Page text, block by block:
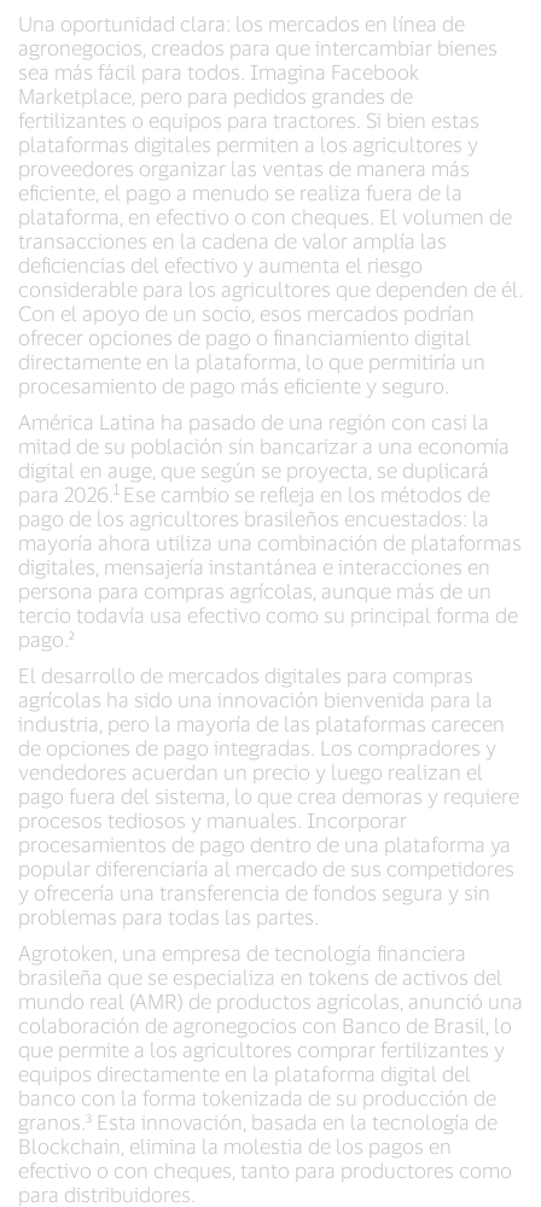
Una oportunidad clara: los mercados en línea de
agronegocios, creados para que intercambiar bienes
sea más fácil para todos. Imagina Facebook
Marketplace, pero para pedidos grandes de
fertilizantes o equipos para tractores. Si bien estas
plataformas digitales permiten a los agricultores y
proveedores organizar las ventas de manera más
eficiente, el pago a menudo se realiza fuera de la
plataforma, en efectivo o con cheques. El volumen de
transacciones en la cadena de valor amplía las
deficiencias del efectivo y aumenta el riesgo
considerable para los agricultores que dependen de él.
Con el apoyo de un socio, esos mercados podrían
ofrecer opciones de pago o financiamiento digital
directamente en la plataforma, lo que permitiría un
procesamiento de pago más eficiente y seguro.
América Latina ha pasado de una región con casi la
mitad de su población sin bancarizar a una economía
digital en auge, que según se proyecta, se duplicará
para 2026. 1 Ese cambio se refleja en los métodos de
pago de los agricultores brasileños encuestados: la
mayoría ahora utiliza una combinación de plataformas
digitales, mensajería instantánea e interacciones en
persona para compras agrícolas, aunque más de un
tercio todavía usa efectivo como su principal forma de
pago.²
El desarrollo de mercados digitales para compras
agrícolas ha sido una innovación bienvenida para la
industria, pero la mayoría de las plataformas carecen
de opciones de pago integradas. Los compradores y
vendedores acuerdan un precio y luego realizan el
pago fuera del sistema, lo que crea demoras y requiere
procesos tediosos y manuales. Incorporar
procesamientos de pago dentro de una plataforma ya
popular diferenciaría al mercado de sus competidores
y ofrecería una transferencia de fondos segura y sin
problemas para todas las partes.
Agrotoken, una empresa de tecnología financiera
brasileña que se especializa en tokens de activos del
mundo real (AMR) de productos agrícolas, anunció una
colaboración de agronegocios con Banco de Brasil, lo
que permite a los agricultores comprar fertilizantes y
equipos directamente en la plataforma digital del
banco con la forma tokenizada de su producción de
granos.³ Esta innovación, basada en la tecnología de
Blockchain, elimina la molestia de los pagos en
efectivo o con cheques, tanto para productores como
para distribuidores.